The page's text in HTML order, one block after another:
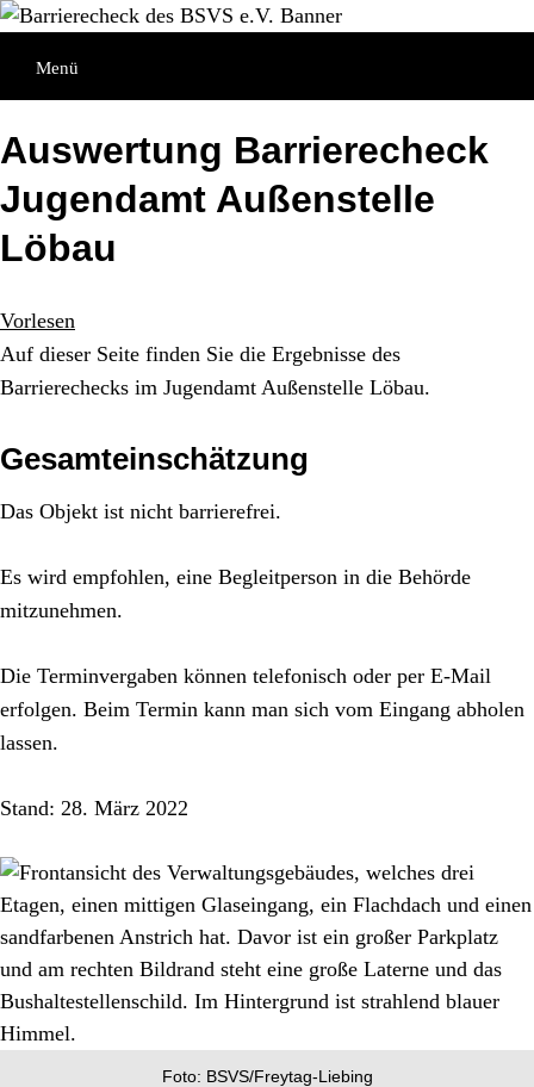
Direkt
Inhaltsverzeichnis
Direkt
Kontaktseite
Direkt
InhaltMenü
Auswertung Barrierecheck
Jugendamt Außenstelle
Löbau
Vorlesen
Auf dieser Seite finden Sie die Ergebnisse des
Barrierechecks im Jugendamt Außenstelle Löbau.
Gesamteinschätzung
Das Objekt ist nicht barrierefrei.
Es wird empfohlen, eine Begleitperson in die Behörde
mitzunehmen.
Die Terminvergaben können telefonisch oder per E-Mail
erfolgen. Beim Termin kann man sich vom Eingang abholen
lassen.
Stand: 28. März 2022
Foto: BSVS/Freytag-Liebing